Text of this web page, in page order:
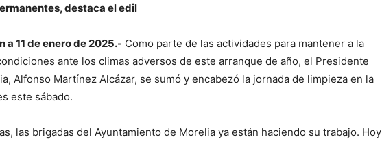
destaca el edil
a 11 de enero de 2025.- Como parte de las actividades para mantener a la
ante los climas adversos de este arranque de año, el Presidente
Alfonso Martínez Alcázar, se sumó y encabezó la jornada de limpieza en la
este sábado.
las brigadas del Ayuntamiento de Morelia ya están haciendo su trabajo. Hoy